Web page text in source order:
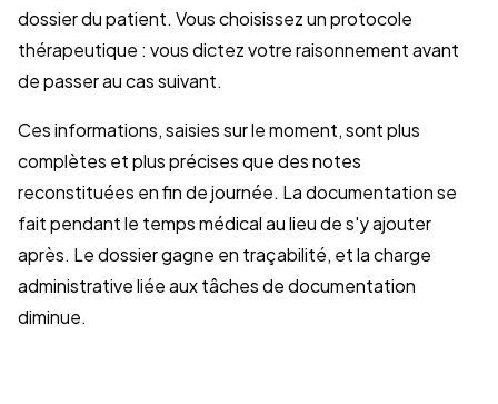
dossier du patient. Vous choisissez un protocole
thérapeutique : vous dictez votre raisonnement avant
de passer au cas suivant.
Ces informations, saisies sur le moment, sont plus
complètes et plus précises que des notes
reconstituées en fin de journée. La documentation se
fait pendant le temps médical au lieu de s'y ajouter
après. Le dossier gagne en traçabilité, et la charge
administrative liée aux tâches de documentation
diminue.